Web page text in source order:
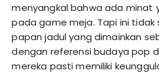
menyangkal bahwa ada minat
pada game meja. Tapi ini
papan jadul yang dimainkan
dengan referensi budaya pop
mereka pasti memiliki